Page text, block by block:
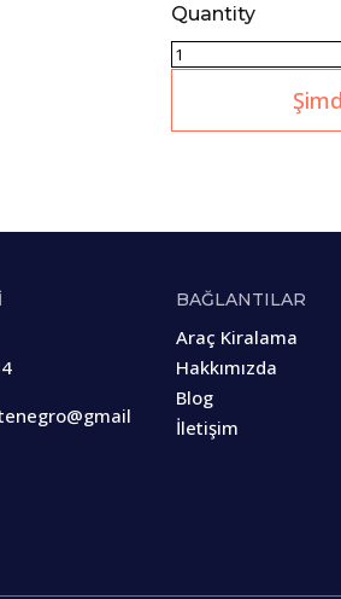
Quantity
BAĞLANTILAR
Araç Kiralama
Hakkımızda
Blog
İletişim